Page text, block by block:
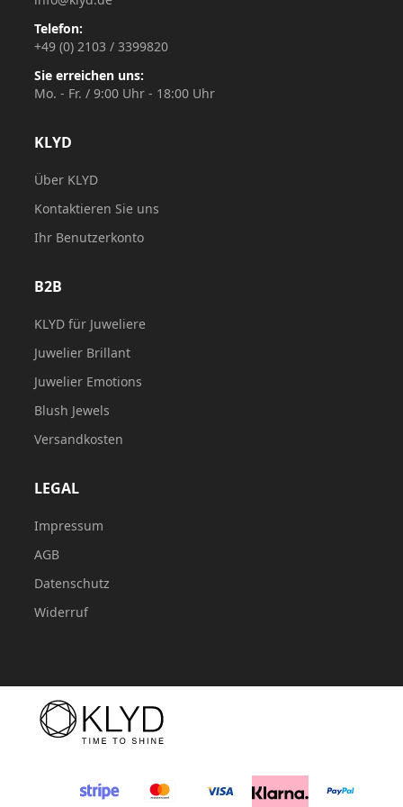
Telefon:
+49 (0) 2103 / 3399820
Sie erreichen uns:
Mo. - Fr. / 9:00 Uhr - 18:00 Uhr
KLYD
Über KLYD
Kontaktieren Sie uns
Ihr Benutzerkonto
B2B
KLYD für Juweliere
Juwelier Brillant
Juwelier Emotions
Blush Jewels
Versandkosten
LEGAL
Impressum
AGB
Datenschutz
Widerruf